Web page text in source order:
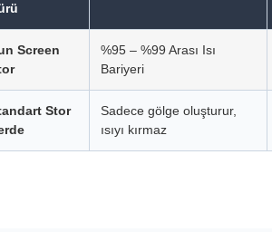
Screen
%95 – %99 Arası Isı
Bariyeri
Stor
Sadece gölge oluşturur,
ısıyı kırmaz